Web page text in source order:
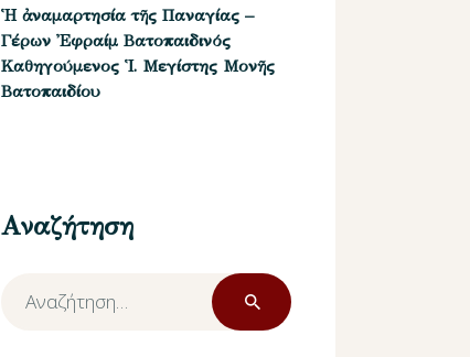
Ἡ ἀναμαρτησία τῆς Παναγίας –
Γέρων Ἐφραίμ Βατοπαιδινός
Καθηγούμενος Ἱ. Μεγίστης Μονῆς
Βατοπαιδίου
Αναζήτηση
Αναζήτηση
για: